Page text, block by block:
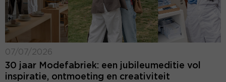
07/07/2026
30 jaar Modefabriek: een jubileumeditie vol
inspiratie, ontmoeting en creativiteit